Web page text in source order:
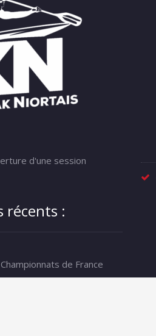
d'une session
récents :
Championnats de France